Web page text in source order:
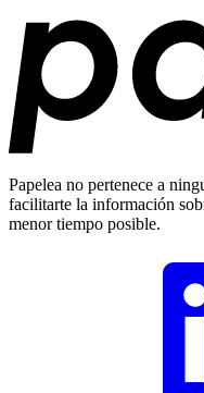
Papelea no pertenece a
facilitarte la información
menor tiempo posible.